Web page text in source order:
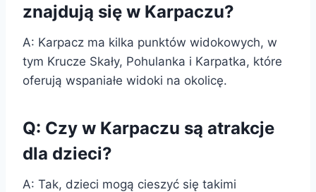
znajdują się w Karpaczu?
A: Karpacz ma kilka punktów widokowych, w
tym Krucze Skały, Pohulanka i Karpatka, które
oferują wspaniałe widoki na okolicę.
Q: Czy w Karpaczu są atrakcje
dla dzieci?
A: Tak, dzieci mogą cieszyć się takimi